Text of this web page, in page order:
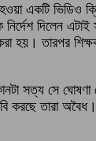
একটি ভিডিও
দিলেন
হয়। তারপর
সত্য সে
করছে তারা